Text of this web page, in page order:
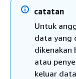
catatan
Untuk
data yang
dikenakan
atau
keluar